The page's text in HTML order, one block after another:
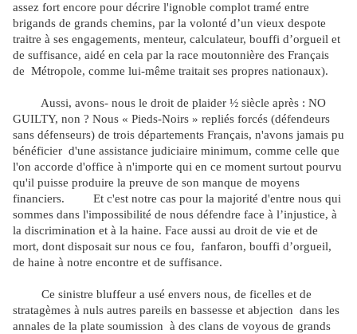
assez fort encore pour décrire l'ignoble complot tramé entre
brigands de grands chemins, par la volonté d’un vieux despote
traitre à ses engagements, menteur, calculateur, bouffi d’orgueil et
de suffisance, aidé en cela par la race moutonnière des Français
de Métropole, comme lui-même traitait ses propres nationaux).
Aussi, avons- nous le droit de plaider ½ siècle après : NO
GUILTY, non ? Nous « Pieds-Noirs » repliés forcés (défendeurs
sans défenseurs) de trois départements Français, n'avons jamais pu
bénéficier d'une assistance judiciaire minimum, comme celle que
l'on accorde d'office à n'importe qui en ce moment surtout pourvu
qu'il puisse produire la preuve de son manque de moyens
financiers.
Et c'est notre cas pour la majorité d'entre nous qui
sommes dans l'impossibilité de nous défendre face à l’injustice, à
la discrimination et à la haine. Face aussi au droit de vie et de
mort, dont disposait sur nous ce fou, fanfaron, bouffi d’orgueil,
de haine à notre encontre et de suffisance.
Ce sinistre bluffeur a usé envers nous, de ficelles et de
stratagèmes à nuls autres pareils en bassesse et abjection dans les
annales de la plate soumission à des clans de voyous de grands